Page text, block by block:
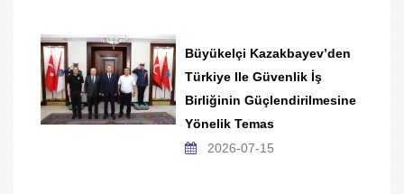
Büyükelçi Kazakbayev’den
Türkiye Ile Güvenlik İş
Birliğinin Güçlendirilmesine
Yönelik Temas
2026-07-15